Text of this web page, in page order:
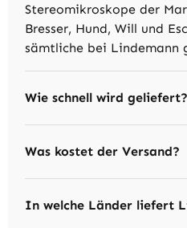
Stereomikroskope der
Bresser, Hund, Will und
sämtliche bei Lindemann
Wie schnell wird geliefert?
Was kostet der Versand?
In welche Länder liefert